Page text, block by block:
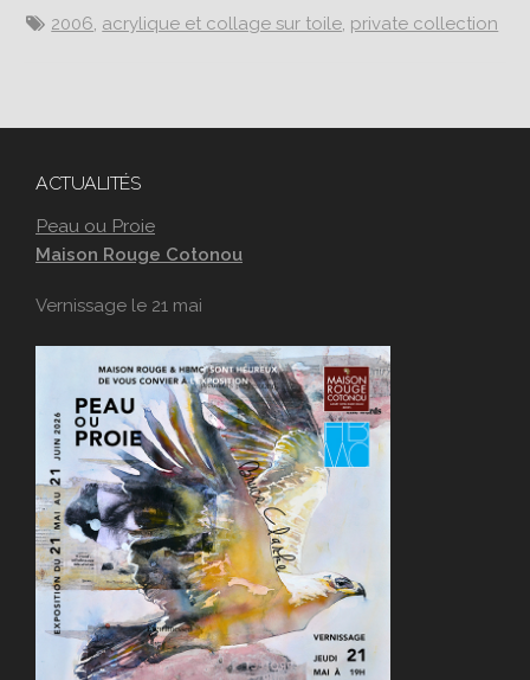
2006, acrylique et collage sur toile, private collection
ACTUALITÉS
Peau ou Proie
Maison Rouge Cotonou
Vernissage le 21 mai